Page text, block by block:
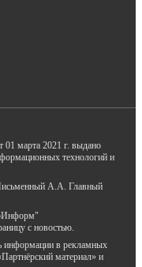
марта 2021 г. выдано
технологий и
А.А. Главный
с новостью.
информации в рекламных
материал» и